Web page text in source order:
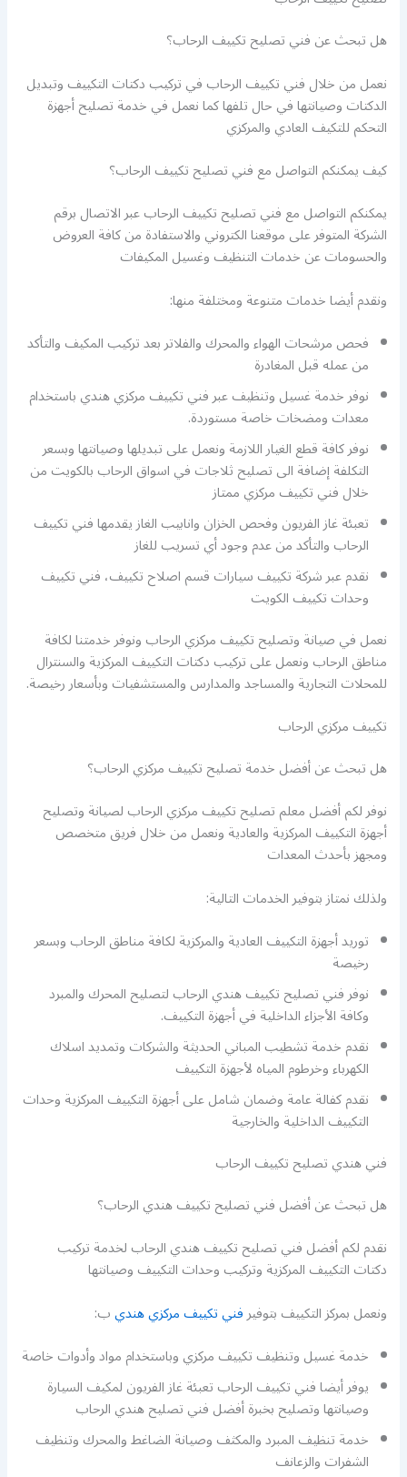
هل تبحث عن فني تصليح تكييف الرحاب؟
نعمل من خلال فني تكييف الرحاب في تركيب دكتات التكييف وتبديل
الدكتات وصيانتها في حال تلفها كما نعمل في خدمة تصليح أجهزة
التحكم للتكيف العادي والمركزي
كيف يمكنكم التواصل مع فني تصليح تكييف الرحاب؟
يمكنكم التواصل مع فني تصليح تكييف الرحاب عبر الاتصال برقم
الشركة المتوفر على موقعنا الكتروني والاستفادة من كافة العروض
والحسومات عن خدمات التنظيف وغسيل المكيفات
ونقدم أيضا خدمات متنوعة ومختلفة منها:
فحص مرشحات الهواء والمحرك والفلاتر بعد تركيب المكيف والتأكد
من عمله قبل المغادرة
نوفر خدمة غسيل وتنظيف عبر فني تكييف مركزي هندي باستخدام
معدات ومضخات خاصة مستوردة.
نوفر كافة قطع الغيار اللازمة ونعمل على تبديلها وصيانتها وبسعر
التكلفة إضافة الى تصليح ثلاجات في اسواق الرحاب بالكويت من
خلال فني تكييف مركزي ممتاز
تعبئة غاز الفريون وفحص الخزان وانابيب الغاز يقدمها فني تكييف
الرحاب والتأكد من عدم وجود أي تسريب للغاز
نقدم عبر شركة تكييف سيارات قسم اصلاح تكييف، فني تكييف
وحدات تكييف الكويت
نعمل في صيانة وتصليح تكييف مركزي الرحاب ونوفر خدمتنا لكافة
مناطق الرحاب ونعمل على تركيب دكتات التكييف المركزية والسنترال
للمحلات التجارية والمساجد والمدارس والمستشفيات وبأسعار رخيصة.
تكييف مركزي الرحاب
هل تبحث عن أفضل خدمة تصليح تكييف مركزي الرحاب؟
نوفر لكم أفضل معلم تصليح تكييف مركزي الرحاب لصيانة وتصليح
أجهزة التكييف المركزية والعادية ونعمل من خلال فريق متخصص
ومجهز بأحدث المعدات
ولذلك نمتاز بتوفير الخدمات التالية:
توريد أجهزة التكييف العادية والمركزية لكافة مناطق الرحاب وبسعر
رخيصة
نوفر فني تصليح تكييف هندي الرحاب لتصليح المحرك والمبرد
وكافة الأجزاء الداخلية في أجهزة التكييف.
نقدم خدمة تشطيب المباني الحديثة والشركات وتمديد اسلاك
الكهرباء وخرطوم المياه لأجهزة التكييف
نقدم كفالة عامة وضمان شامل على أجهزة التكييف المركزية وحدات
التكييف الداخلية والخارجية
فني هندي تصليح تكييف الرحاب
هل تبحث عن أفضل فني تصليح تكييف هندي الرحاب؟
نقدم لكم أفضل فني تصليح تكييف هندي الرحاب لخدمة تركيب
دكتات التكييف المركزية وتركيب وحدات التكييف وصيانتها
ونعمل بمركز التكييف بتوفيرفني تكييف مركزي هنديب:
خدمة غسيل وتنظيف تكييف مركزي وباستخدام مواد وأدوات خاصة
يوفر أيضا فني تكييف الرحاب تعبئة غاز الفريون لمكيف السيارة
وصيانتها وتصليح بخبرة أفضل فني تصليح هندي الرحاب
خدمة تنظيف المبرد والمكثف وصيانة الضاغط والمحرك وتنظيف
الشفرات والزعانف